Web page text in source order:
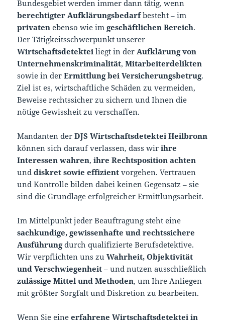
Bundesgebiet werden immer dann tätig, wenn
berechtigter Aufklärungsbedarfbesteht – im
privaten ebenso wie imgeschäftlichen Bereich.
Der Tätigkeitsschwerpunkt unserer
Wirtschaftsdetektei liegt in derAufklärung von
Unternehmenskriminalität,Mitarbeiterdelikten
sowie in derErmittlung bei Versicherungsbetrug.
Ziel ist es, wirtschaftliche Schäden zu vermeiden,
Beweise rechtssicher zu sichern und Ihnen die
nötige Gewissheit zu verschaffen.
Mandanten derDJS Wirtschaftsdetektei Heilbronn
können sich darauf verlassen, dass wirihre
Interessen wahren,ihre Rechtsposition achten
unddiskret sowie effizient vorgehen. Vertrauen
und Kontrolle bilden dabei keinen Gegensatz – sie
sind die Grundlage erfolgreicher Ermittlungsarbeit.
Im Mittelpunkt jeder Beauftragung steht eine
sachkundige, gewissenhafte und rechtssichere
Ausführungdurch qualifizierte Berufsdetektive.
Wir verpflichten uns zuWahrheit, Objektivität
und Verschwiegenheit – und nutzen ausschließlich
zulässige Mittel und Methoden, um Ihre Anliegen
mit größter Sorgfalt und Diskretion zu bearbeiten.
Wenn Sie eineerfahrene Wirtschaftsdetektei in